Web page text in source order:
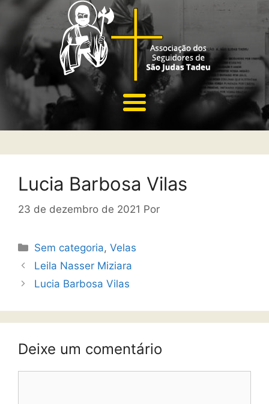
Lucia Barbosa Vilas
23 de dezembro de 2021 Por
Sem categoria,Velas
Leila Nasser Miziara
Lucia Barbosa Vilas
Deixe um comentário